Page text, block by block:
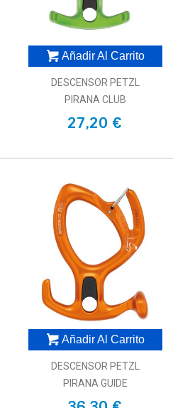
Añadir Al Carrito
DESCENSOR PETZL
PIRANA CLUB
27,20 €
Añadir Al Carrito
DESCENSOR PETZL
PIRANA GUIDE